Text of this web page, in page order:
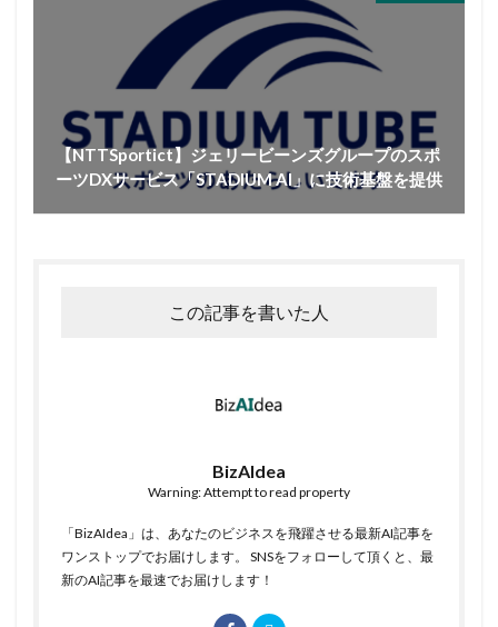
【NTTSportict】ジェリービーンズグループのスポ
ーツDXサービス「STADIUM AI」に技術基盤を提供
この記事を書いた人
BizAIdea
Warning: Attempt to read property
「BizAIdea」は、あなたのビジネスを飛躍させる最新AI記事を
ワンストップでお届けします。 SNSをフォローして頂くと、最
新のAI記事を最速でお届けします！